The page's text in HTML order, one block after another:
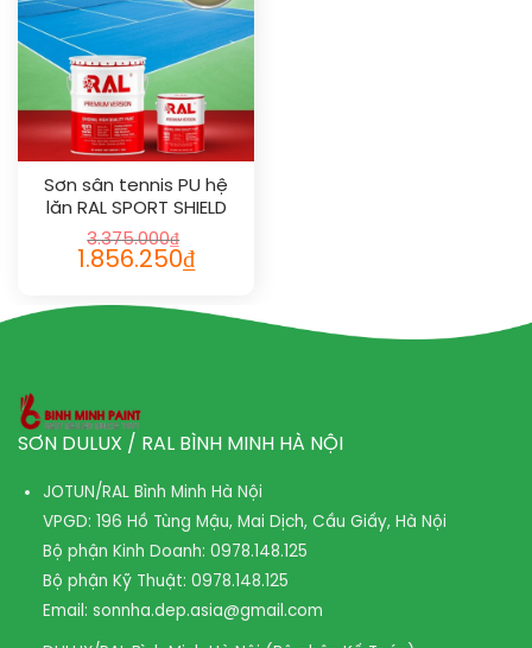
Sơn sân tennis PU hệ
lăn RAL SPORT SHIELD
1020
3.375.000₫
1.856.250₫
SƠN DULUX / RAL BÌNH MINH HÀ NỘI
JOTUN/RAL Bình Minh Hà Nội
VPGD: 196 Hồ Tùng Mậu, Mai Dịch, Cầu Giấy, Hà Nội
Bộ phận Kinh Doanh: 0978.148.125
Bộ phận Kỹ Thuật: 0978.148.125
Email: sonnha.dep.asia@gmail.com